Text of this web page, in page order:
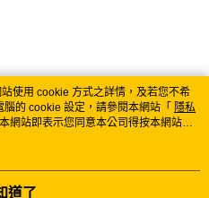
使用 cookie 方式之詳情，及若您不希
的 cookie 設定，請參閱本網站「 隱私
網站即表示您同意本公司得按本網站使
道了